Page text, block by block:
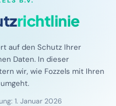
richtlinie
auf den Schutz Ihrer
Daten. In dieser
wir, wie Fozzels mit Ihren
1. Januar 2026